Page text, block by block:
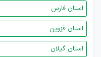
استان فارس
استان قزوین
استان گیلان